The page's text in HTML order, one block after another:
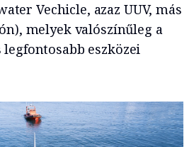
Vechicle, azaz UUV, más
melyek valószínűleg a
eszközei